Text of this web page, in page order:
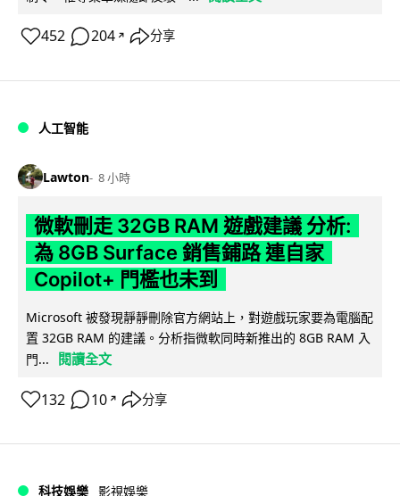
452 204 ↗ 分享
人工智能
Lawton 8 小時
微軟刪走 32GB RAM 遊戲建議 分析:
為 8GB Surface 銷售鋪路 連自家
Copilot+ 門檻也未到
Microsoft 被發現靜靜刪除官方網站上，對遊戲玩家要為電腦配
置 32GB RAM 的建議。分析指微軟同時新推出的 8GB RAM 入
門...
閱讀全文
132 10 ↗ 分享
科技娛樂 影視娛樂